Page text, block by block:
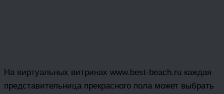
На виртуальных витринах www.best-beach.ru каждая
представительница прекрасного пола может выбрать